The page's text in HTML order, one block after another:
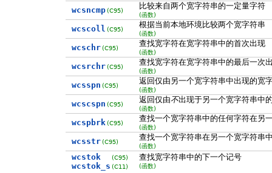
wcsncmp (C95) 比较来自两个宽字符串的一定量字符
(函数)
wcscoll (C95) 根据当前本地环境比较两个宽字符串
(函数)
wcschr (C95) 查找宽字符在宽字符串中的首次出现
(函数)
wcsrchr (C95) 查找宽字符在宽字符串中的最后一次
(函数)
wcsspn (C95) 返回仅由另一个宽字符串中出现的宽
(函数)
wcscspn (C95) 返回仅由不出现于另一个宽字符串中
(函数)
wcspbrk (C95) 查找一个宽字符串中的任何字符在另
(函数)
wcsstr (C95) 查找一个宽字符串在另一个宽字符串
(函数)
wcstok
wcstok_s
(C95)
(C11)
查找宽字符串中的下一个记号
(函数)